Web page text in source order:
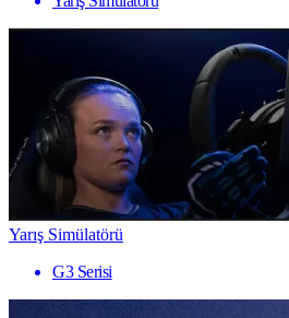
Yarış Simülatörü
G3 Serisi